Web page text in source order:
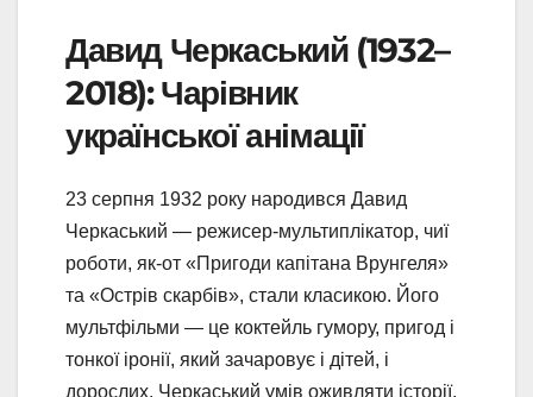
Давид Черкаський (1932–
2018): Чарівник
української анімації
23 серпня 1932 року народився Давид
Черкаський — режисер-мультиплікатор, чиї
роботи, як-от «Пригоди капітана Врунгеля»
та «Острів скарбів», стали класикою. Його
мультфільми — це коктейль гумору, пригод і
тонкої іронії, який зачаровує і дітей, і
дорослих. Черкаський умів оживляти історії,